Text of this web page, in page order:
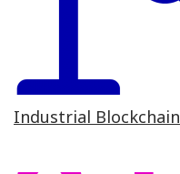
Industrial Blockchain